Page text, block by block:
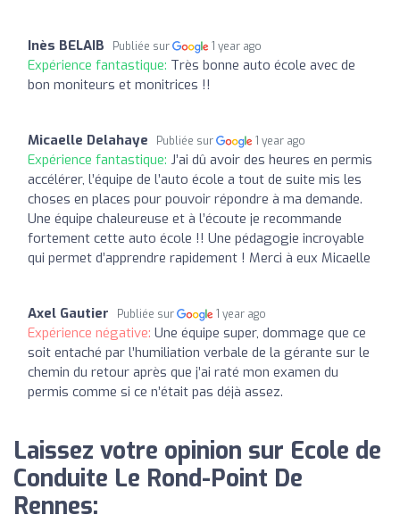
Inès BELAIB Publiée sur 1 year ago
Expérience fantastique: Très bonne auto école avec de
bon moniteurs et monitrices !!
Micaelle Delahaye Publiée sur 1 year ago
Expérience fantastique: J’ai dû avoir des heures en permis
accélérer, l’équipe de l’auto école a tout de suite mis les
choses en places pour pouvoir répondre à ma demande.
Une équipe chaleureuse et à l’écoute je recommande
fortement cette auto école !! Une pédagogie incroyable
qui permet d’apprendre rapidement ! Merci à eux Micaelle
Axel Gautier Publiée sur 1 year ago
Expérience négative: Une équipe super, dommage que ce
soit entaché par l’humiliation verbale de la gérante sur le
chemin du retour après que j’ai raté mon examen du
permis comme si ce n’était pas déjà assez.
Laissez votre opinion sur Ecole de
Conduite Le Rond-Point De
Rennes: